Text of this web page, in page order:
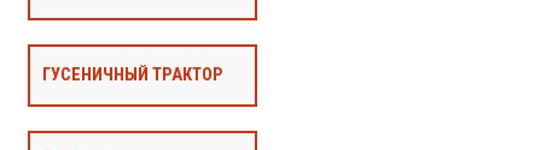
ГУСЕНИЧНЫЙ ТРАКТОР